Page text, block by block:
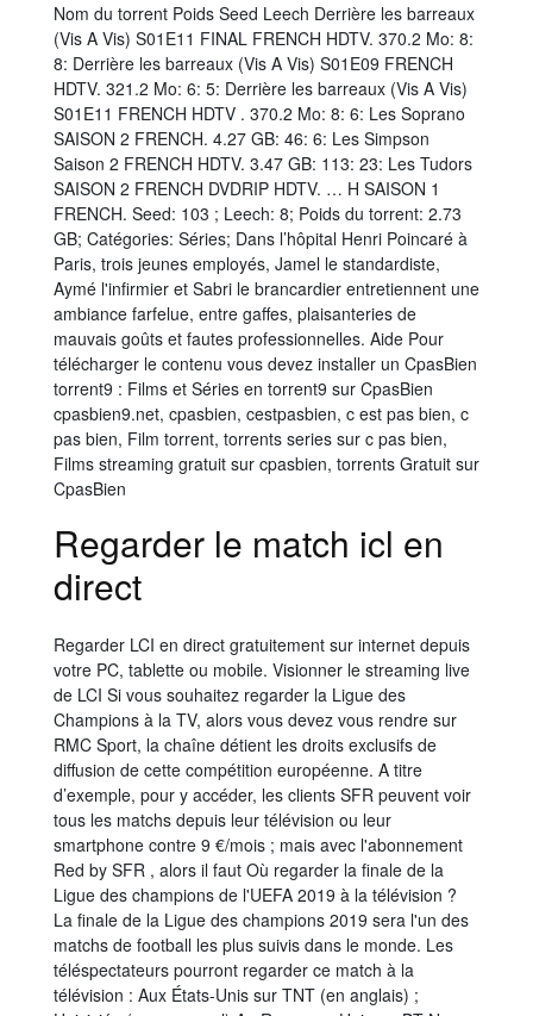
Nom du torrent Poids Seed Leech Derrière les barreaux
(Vis A Vis) S01E11 FINAL FRENCH HDTV. 370.2 Mo: 8:
8: Derrière les barreaux (Vis A Vis) S01E09 FRENCH
HDTV. 321.2 Mo: 6: 5: Derrière les barreaux (Vis A Vis)
S01E11 FRENCH HDTV . 370.2 Mo: 8: 6: Les Soprano
SAISON 2 FRENCH. 4.27 GB: 46: 6: Les Simpson
Saison 2 FRENCH HDTV. 3.47 GB: 113: 23: Les Tudors
SAISON 2 FRENCH DVDRIP HDTV. … H SAISON 1
FRENCH. Seed: 103 ; Leech: 8; Poids du torrent: 2.73
GB; Catégories: Séries; Dans l’hôpital Henri Poincaré à
Paris, trois jeunes employés, Jamel le standardiste,
Aymé l'infirmier et Sabri le brancardier entretiennent une
ambiance farfelue, entre gaffes, plaisanteries de
mauvais goûts et fautes professionnelles. Aide Pour
télécharger le contenu vous devez installer un CpasBien
torrent9 : Films et Séries en torrent9 sur CpasBien
cpasbien9.net, cpasbien, cestpasbien, c est pas bien, c
pas bien, Film torrent, torrents series sur c pas bien,
Films streaming gratuit sur cpasbien, torrents Gratuit sur
CpasBien
Regarder le match icl en
direct
Regarder LCI en direct gratuitement sur internet depuis
votre PC, tablette ou mobile. Visionner le streaming live
de LCI Si vous souhaitez regarder la Ligue des
Champions à la TV, alors vous devez vous rendre sur
RMC Sport, la chaîne détient les droits exclusifs de
diffusion de cette compétition européenne. A titre
d’exemple, pour y accéder, les clients SFR peuvent voir
tous les matchs depuis leur télévision ou leur
smartphone contre 9 €/mois ; mais avec l'abonnement
Red by SFR , alors il faut Où regarder la finale de la
Ligue des champions de l'UEFA 2019 à la télévision ?
La finale de la Ligue des champions 2019 sera l'un des
matchs de football les plus suivis dans le monde. Les
téléspectateurs pourront regarder ce match à la
télévision : Aux États-Unis sur TNT (en anglais) ;